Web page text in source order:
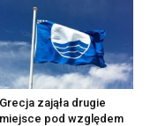
Grecja zająła drugie
miejsce pod względem